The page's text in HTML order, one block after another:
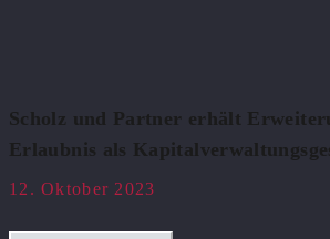
Scholz und Partner erhält
Erlaubnis als
12. Oktober 2023